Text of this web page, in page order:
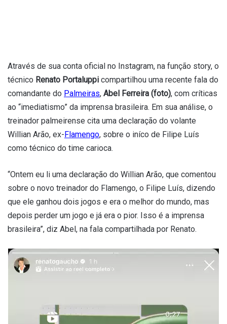
Através de sua conta oficial no Instagram, na função story, o
técnico Renato Portaluppi compartilhou uma recente fala do
comandante do Palmeiras, Abel Ferreira (foto), com críticas
ao “imediatismo” da imprensa brasileira. Em sua análise, o
treinador palmeirense cita uma declaração do volante
Willian Arão, ex-Flamengo, sobre o iníco de Filipe Luís
como técnico do time carioca.
“Ontem eu li uma declaração do Willian Arão, que comentou
sobre o novo treinador do Flamengo, o Filipe Luís, dizendo
que ele ganhou dois jogos e era o melhor do mundo, mas
depois perder um jogo e já era o pior. Isso é a imprensa
brasileira”, diz Abel, na fala compartilhada por Renato.